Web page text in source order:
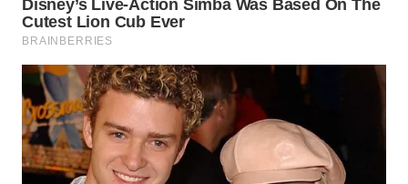
WAHANA
WAHANA
TANI
WAHANA